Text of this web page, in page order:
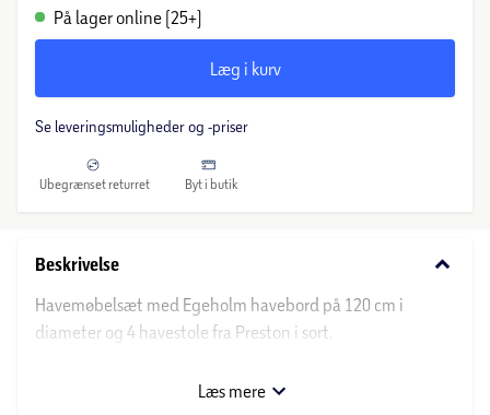
På lager online (25+)
Læg i kurv
Se leveringsmuligheder og -priser
Ubegrænset returret Byt i butik
Beskrivelse keyboard_arrow_down
Havemøbelsæt med Egeholm havebord på 120 cm i
diameter og 4 havestole fra Preston i sort.
Flotte og stilrene havestole, der er lavet i plast og har et
Læs mere